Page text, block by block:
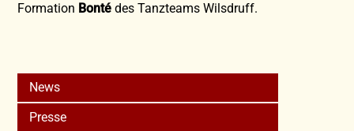
Formation Bonté des Tanzteams Wilsdruff.
News
Presse